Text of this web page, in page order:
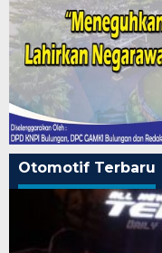
Otomotif Terbaru